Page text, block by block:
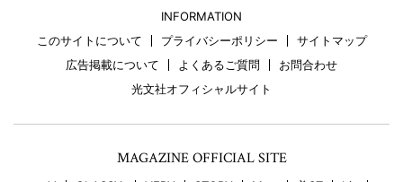
INFORMATION
このサイトについて
プライバシーポリシー
サイトマップ
広告掲載について
よくあるご質問
お問合わせ
光文社オフィシャルサイト
MAGAZINE OFFICIAL SITE